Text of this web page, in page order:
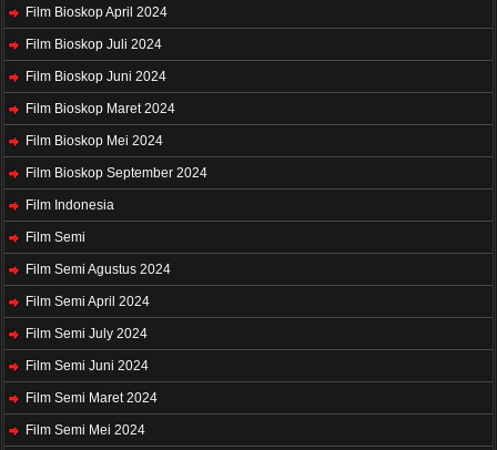
Film Bioskop April 2024
Film Bioskop Juli 2024
Film Bioskop Juni 2024
Film Bioskop Maret 2024
Film Bioskop Mei 2024
Film Bioskop September 2024
Film Indonesia
Film Semi
Film Semi Agustus 2024
Film Semi April 2024
Film Semi July 2024
Film Semi Juni 2024
Film Semi Maret 2024
Film Semi Mei 2024